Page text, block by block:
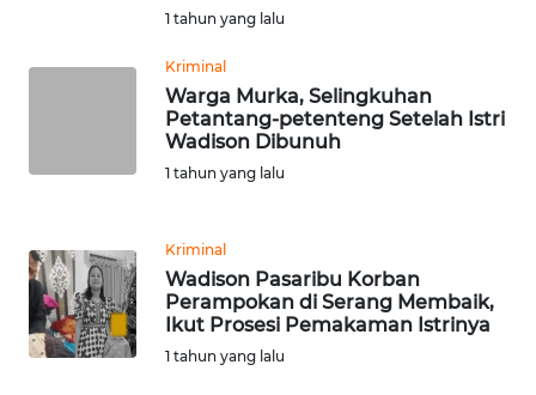
1 tahun yang lalu
Kriminal
Warga Murka, Selingkuhan
Petantang-petenteng Setelah Istri
Wadison Dibunuh
1 tahun yang lalu
Kriminal
Wadison Pasaribu Korban
Perampokan di Serang Membaik,
Ikut Prosesi Pemakaman Istrinya
1 tahun yang lalu
MALUKU
WN
DANAU
TOBA